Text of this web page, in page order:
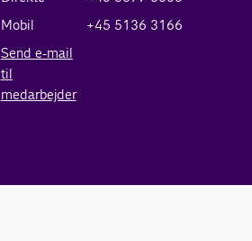
Mobil
+45 5136 3166
Send e-mail
til
medarbejder